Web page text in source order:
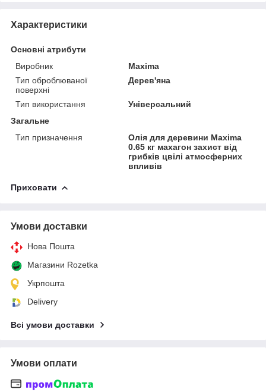
Характеристики
Основні атрибути
Виробник
Maxima
Тип оброблюваної
поверхні
Дерев'яна
Тип використання
Універсальний
Загальне
Тип призначення
Олія для деревини Maxima
0.65 кг махагон захист від
грибків цвілі атмосферних
впливів
Приховати
Умови доставки
Нова Пошта
Магазини Rozetka
Укрпошта
Delivery
Всі умови доставки
Умови оплати